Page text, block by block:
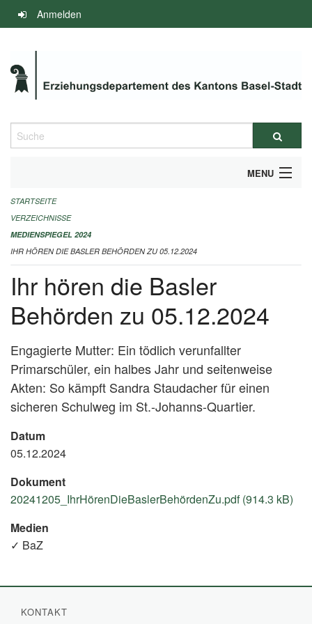
Navigation
überspringen
Anmelden
Suche
MENU
INFOS ZUM ED-MEDIENSPIEGEL
IMPRESSUM
STARTSEITE
VERZEICHNISSE
MEDIENSPIEGEL 2024
IHR HÖREN DIE BASLER BEHÖRDEN ZU 05.12.2024
Ihr hören die Basler
Behörden zu 05.12.2024
Engagierte Mutter: Ein tödlich verunfallter
Primarschüler, ein halbes Jahr und seitenweise
Akten: So kämpft Sandra Staudacher für einen
sicheren Schulweg im St.-Johanns-Quartier.
Datum
05.12.2024
Dokument
20241205_IhrHörenDieBaslerBehördenZu.pdf (914.3 kB)
Medien
✓ BaZ
KONTAKT